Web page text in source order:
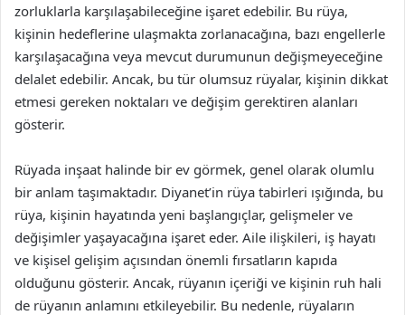
zorluklarla karşılaşabileceğine işaret edebilir. Bu rüya,
kişinin hedeflerine ulaşmakta zorlanacağına, bazı engellerle
karşılaşacağına veya mevcut durumunun değişmeyeceğine
delalet edebilir. Ancak, bu tür olumsuz rüyalar, kişinin dikkat
etmesi gereken noktaları ve değişim gerektiren alanları
gösterir.
Rüyada inşaat halinde bir ev görmek, genel olarak olumlu
bir anlam taşımaktadır. Diyanet’in rüya tabirleri ışığında, bu
rüya, kişinin hayatında yeni başlangıçlar, gelişmeler ve
değişimler yaşayacağına işaret eder. Aile ilişkileri, iş hayatı
ve kişisel gelişim açısından önemli fırsatların kapıda
olduğunu gösterir. Ancak, rüyanın içeriği ve kişinin ruh hali
de rüyanın anlamını etkileyebilir. Bu nedenle, rüyaların